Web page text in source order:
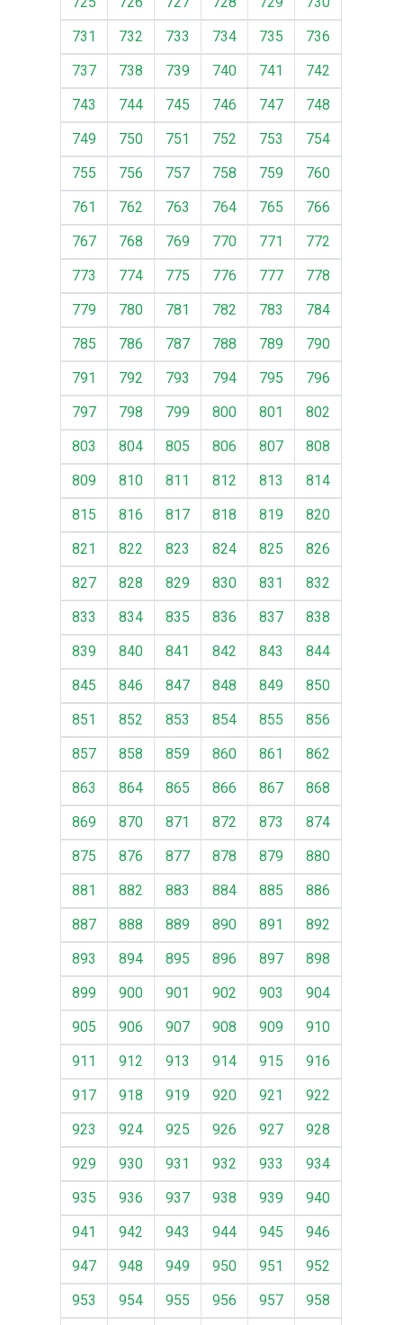
731
732 733 734 735
736
737
738 739 740 741
742
743
744 745 746 747
748
749
750 751 752 753
754
755
756 757 758 759
760
761
762 763 764 765
766
767
768 769 770 771
772
773
774 775 776 777
778
779
780 781 782 783
784
785
786 787 788 789
790
791
792 793 794 795
796
797
798 799 800 801
802
803
804 805 806 807
808
809
810 811 812 813
814
815
816 817 818 819
820
821
822 823 824 825
826
827
828 829 830 831
832
833
834 835 836 837
838
839
840 841 842 843
844
845
846 847 848 849
850
851
852 853 854 855
856
857
858 859 860 861
862
863
864 865 866 867
868
869
870 871 872 873
874
875
876 877 878 879
880
881
882 883 884 885
886
887
888 889 890 891
892
893
894 895 896 897
898
899
900 901 902 903
904
905
906 907 908 909
910
911
912 913 914 915
916
917
918 919 920 921
922
923
924 925 926 927
928
929
930 931 932 933
934
935
936 937 938 939
940
941
942 943 944 945
946
947
948 949 950 951
952
953
954 955 956 957
958